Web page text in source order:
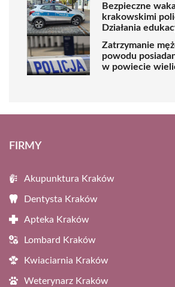
Bezpieczne
krakowskimi
Działania
Zatrzymanie
powodu
w powiecie
FIRMY
Akupunktura Kraków
Dentysta Kraków
Apteka Kraków
Lombard Kraków
Kwiaciarnia Kraków
Weterynarz Kraków